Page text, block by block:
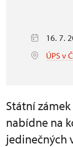
16. 7.
ÚPS v
Státní
nabídne na
jedinečných